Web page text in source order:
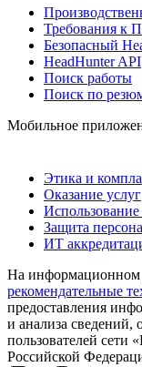
Требования к
Безопасный
HeadHunter API
Поиск работы
Поиск по
Мобильное
Этика и
Оказание услуг
Использование
Защита
ИТ
На информационном
рекомендательные
предоставления
и анализа сведений,
пользователей сети
Российской